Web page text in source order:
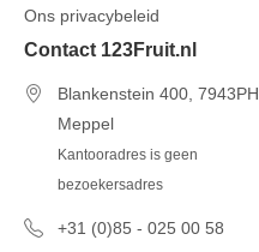
Ons privacybeleid
Contact 123Fruit.nl
Blankenstein 400, 7943PH
Meppel
Kantooradres is geen
bezoekersadres
+31 (0)85 - 025 00 58